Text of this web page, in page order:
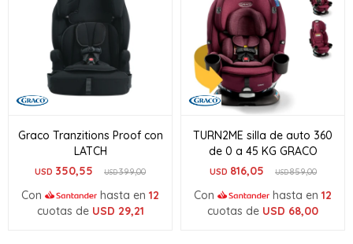
Graco Tranzitions Proof con
LATCH
USD 350,55 USD399,00
Con hasta en 12
cuotas de USD 29,21
TURN2ME silla de auto 360
de 0 a 45 KG GRACO
USD 816,05 USD859,00
Con hasta en 12
cuotas de USD 68,00